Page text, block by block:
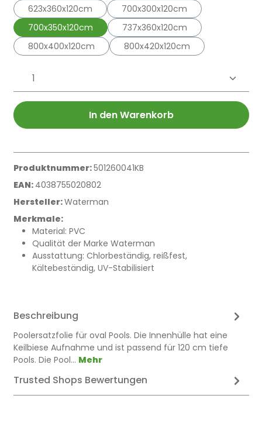
623x360x120cm
700x300x120cm
700x350x120cm
737x360x120cm
800x400x120cm
800x420x120cm
Produkt Anzahl: Gib den
In den Warenkorb
Produktnummer:501260041KB
EAN: 4038755020802
Hersteller:Waterman
Merkmale:
Material: PVC
Qualität der Marke Waterman
Ausstattung: Chlorbeständig, reißfest,
Kältebeständig, UV-Stabilisiert
Beschreibung
Poolersatzfolie für oval Pools. Die Innenhülle hat eine
Keilbiese Aufnahme und ist passend für 120 cm tiefe
Pools. Die Pool… Mehr
Trusted Shops Bewertungen